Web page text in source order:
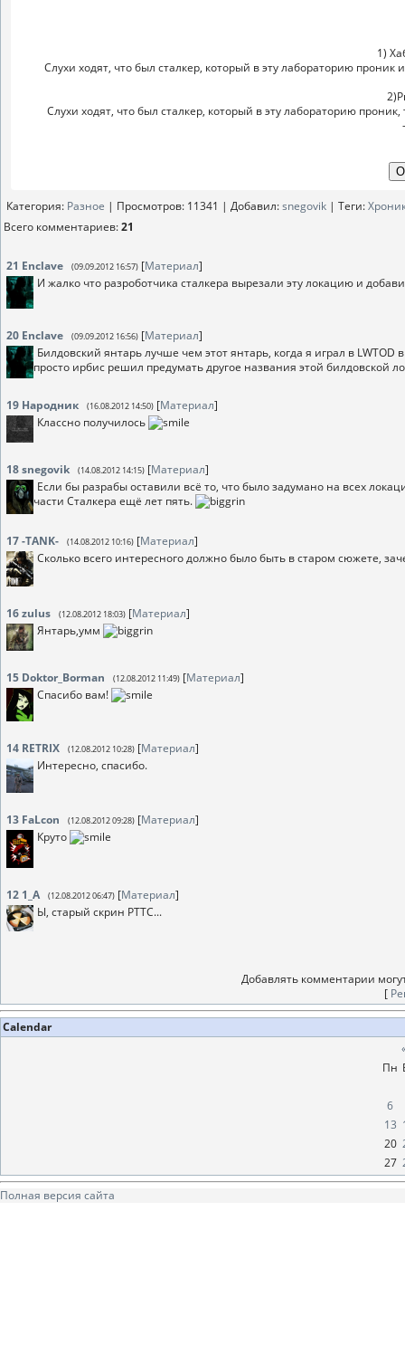
1)
Слухи ходят, что был сталкер, который в эту лабораторию
Слухи ходят, что был сталкер, который в эту лабораторию
Категория: Разное | Просмотров: 11341 | Добавил:snegovik | Теги:
Всего комментариев:21
21 Enclave (09.09.2012 16:57) [Материал]
И жалко что разроботчика сталкера вырезали эту локацию и
20 Enclave (09.09.2012 16:56) [Материал]
Билдовский янтарь лучше чем этот янтарь, когда я играл в
просто ирбис решил предумать другое названия этой билдовской
19 Народник (16.08.2012 14:50) [Материал]
Классно получилось
18snegovik (14.08.2012 14:15) [Материал]
Если бы разрабы оставили всё то, что было задумано на всех
части Сталкера ещё лет пять.
17-TANK- (14.08.2012 10:16) [Материал]
Сколько всего интересного должно было быть в старом сюжете,
16zulus (12.08.2012 18:03) [Материал]
Янтарь,умм
15 Doktor_Borman (12.08.2012 11:49) [Материал]
Спасибо вам!
14 RETRIX (12.08.2012 10:28) [Материал]
Интересно, спасибо.
13 FaLcon (12.08.2012 09:28) [Материал]
Круто
12 1_A (12.08.2012 06:47) [Материал]
Ы, старый скрин РТТС...
Добавлять комментарии
[
Calendar
Пн
6
13
20
27
Полная версия сайта